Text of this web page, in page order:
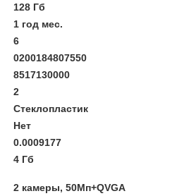
128 Гб
1 год мес.
6
0200184807550
8517130000
2
Стеклопластик
Нет
0.0009177
4 Гб
2 камеры, 50Мп+QVGA